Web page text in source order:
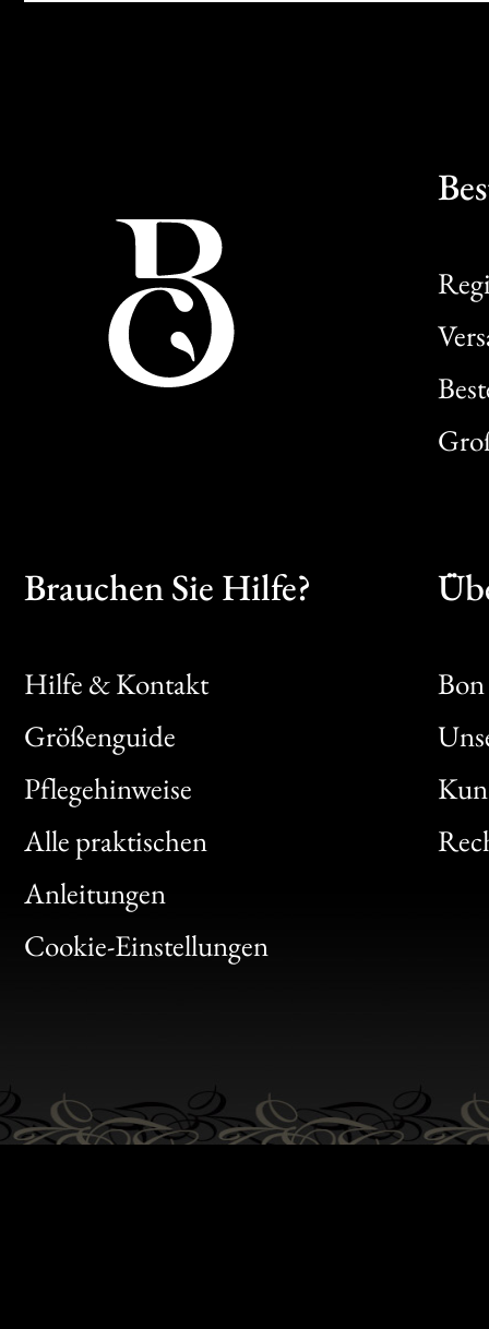
Brauchen Sie Hilfe?
Hilfe & Kontakt
Größenguide
Pflegehinweise
Alle praktischen
Anleitungen
Cookie-Einstellungen
Bon
Clic